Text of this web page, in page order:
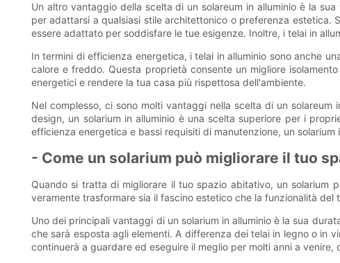
Un altro vantaggio della scelta di un solareum in alluminio è la
per adattarsi a qualsiasi stile architettonico o preferenza estetica.
essere adattato per soddisfare le tue esigenze. Inoltre, i telai in
In termini di efficienza energetica, i telai in alluminio sono anche
calore e freddo. Questa proprietà consente un migliore
energetici e rendere la tua casa più rispettosa dell'ambiente.
Nel complesso, ci sono molti vantaggi nella scelta di un
design, un solarium in alluminio è una scelta superiore per i
efficienza energetica e bassi requisiti di manutenzione, un
- Come un solarium può migliorare il tuo
Quando si tratta di migliorare il tuo spazio abitativo, un solarium
veramente trasformare sia il fascino estetico che la funzionalità
Uno dei principali vantaggi di un solarium in alluminio è la sua
che sarà esposta agli elementi. A differenza dei telai in legno o in
continuerà a guardare ed eseguire il meglio per molti anni a venire,